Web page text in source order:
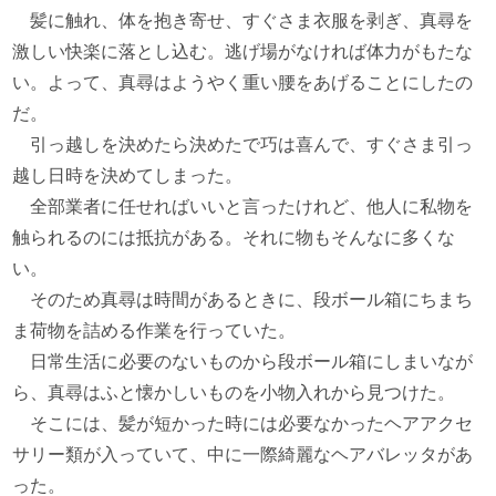
髪に触れ、体を抱き寄せ、すぐさま衣服を剥ぎ、真尋を
激しい快楽に落とし込む。逃げ場がなければ体力がもたな
い。よって、真尋はようやく重い腰をあげることにしたの
だ。
引っ越しを決めたら決めたで巧は喜んで、すぐさま引っ
越し日時を決めてしまった。
全部業者に任せればいいと言ったけれど、他人に私物を
触られるのには抵抗がある。それに物もそんなに多くな
い。
そのため真尋は時間があるときに、段ボール箱にちまち
ま荷物を詰める作業を行っていた。
日常生活に必要のないものから段ボール箱にしまいなが
ら、真尋はふと懐かしいものを小物入れから見つけた。
そこには、髪が短かった時には必要なかったヘアアクセ
サリー類が入っていて、中に一際綺麗なヘアバレッタがあ
った。